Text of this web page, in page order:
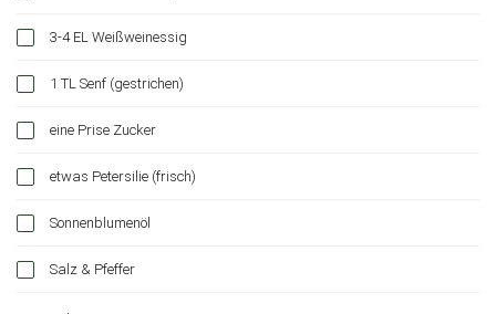
3-4 EL Weißweinessig
1 TL Senf (gestrichen)
eine Prise Zucker
etwas Petersilie (frisch)
Sonnenblumenöl
Salz & Pfeffer